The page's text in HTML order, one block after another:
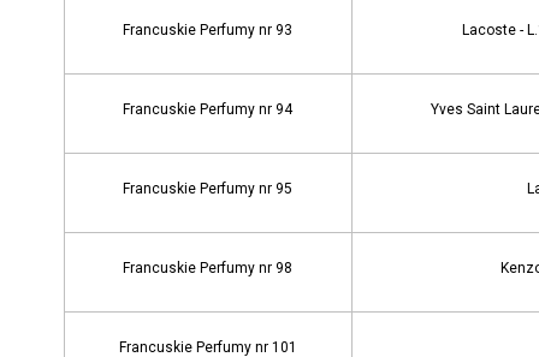
Francuskie Perfumy nr 93 Lacoste -
Francuskie Perfumy nr 94 Yves Saint
Francuskie Perfumy nr 95
Francuskie Perfumy nr 98
Francuskie Perfumy nr 101